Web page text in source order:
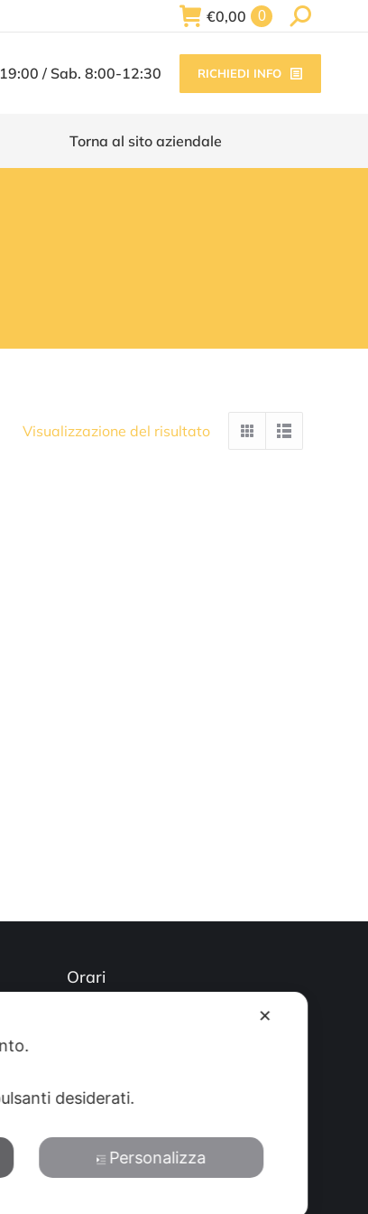
€0,00 0 Search:
/ Sab. 8:00-12:30 RICHIEDI INFO
Torna al sito aziendale
Visualizzazione del risultato
Orari
Lun-Ven: 8-12:30 14-19 Sab: 8-
✕
desiderati.
Personalizza
Torna al sito aziendale